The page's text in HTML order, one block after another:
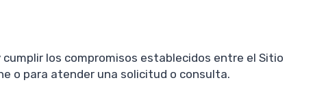
los compromisos establecidos entre el Sitio
o para atender una solicitud o consulta.